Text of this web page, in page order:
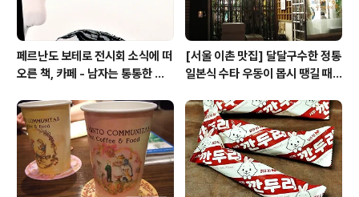
페르난도 보테로 전시회 소식에 떠
오른 책, 카페 - 남자는 통통한 여
[서울 이촌 맛집] 달달구수한 정통
일본식 수타 우동이 몹시 땡길 때 /